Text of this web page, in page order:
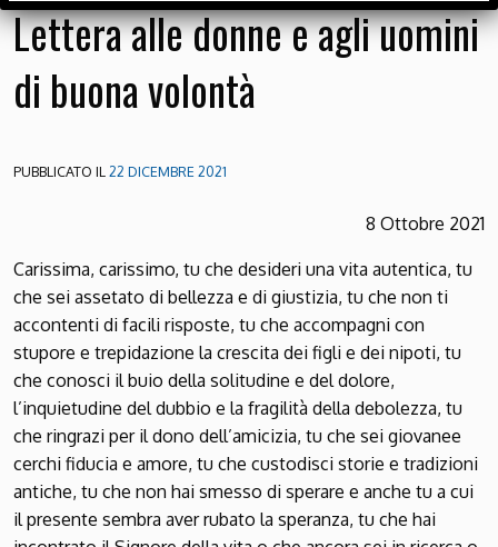
Lettera alle donne e agli uomini
di buona volontà
PUBBLICATO IL22 DICEMBRE 2021
8 Ottobre 2021
Carissima, carissimo, tu che desideri una vita autentica, tu
che sei assetato di bellezza e di giustizia, tu che non ti
accontenti di facili risposte, tu che accompagni con
stupore e trepidazione la crescita dei figli e dei nipoti, tu
che conosci il buio della solitudine e del dolore,
l’inquietudine del dubbio e la fragilità della debolezza, tu
che ringrazi per il dono dell’amicizia, tu che sei giovanee
cerchi fiducia e amore, tu che custodisci storie e tradizioni
antiche, tu che non hai smesso di sperare e anche tu a cui
il presente sembra aver rubato la speranza, tu che hai